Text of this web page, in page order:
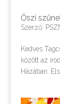
Őszi
Szerző:
Kedves
között az
Házában.